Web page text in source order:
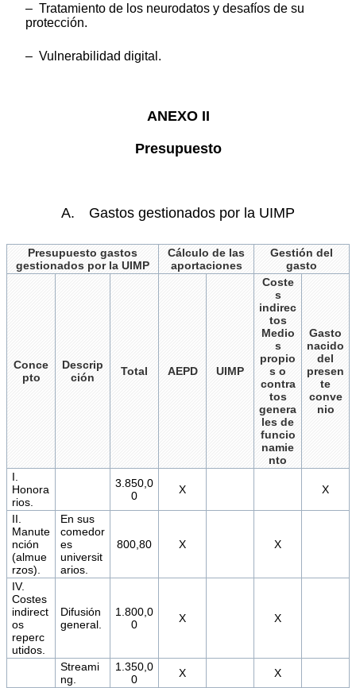
– Tratamiento de los neurodatos y desafíos de su
protección.
– Vulnerabilidad digital.
ANEXO II
Presupuesto
A. Gastos gestionados por la UIMP
Presupuesto gastos
gestionados por la UIMP
Cálculo de las
aportaciones
Gestión del
gasto
Conce
pto
Descrip
ción
Total AEPD UIMP
Coste
s
indirec
tos
Medio
s
propio
s o
contra
tos
genera
les de
funcio
namie
nto
Gasto
nacido
del
presen
te
conve
nio
I.
Honora
rios.
3.850,0
0
X X
II.
Manute
nción
(almue
rzos).
En sus
comedor
es
universit
arios.
800,80 X X
IV.
Costes
indirect
os
reperc
utidos.
Difusión
general.
1.800,0
0
X X
Streami
ng.
1.350,0
0
X
X